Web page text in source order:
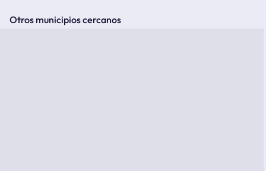
Otros municipios cercanos